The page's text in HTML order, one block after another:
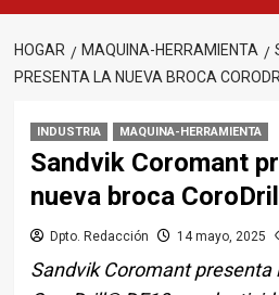
HOGAR MAQUINA-HERRAMIENTA
PRESENTA LA NUEVA BROCA
INDUSTRIA MAQUINA-HERRAMIENTA
Sandvik Coromant
nueva broca
Dpto. Redacción 14 mayo, 2025
Sandvik Coromant presenta